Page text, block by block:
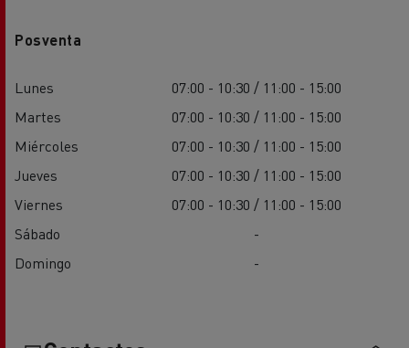
Posventa
Lunes
07:00 - 10:30 / 11:00 - 15:00
Martes
07:00 - 10:30 / 11:00 - 15:00
Miércoles
07:00 - 10:30 / 11:00 - 15:00
Jueves
07:00 - 10:30 / 11:00 - 15:00
Viernes
07:00 - 10:30 / 11:00 - 15:00
Sábado
-
Domingo
-